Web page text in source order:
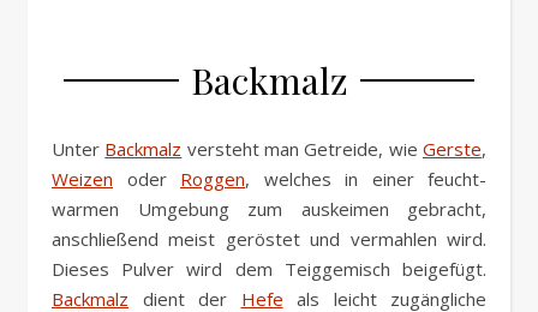
Backmalz
Unter Backmalz versteht man Getreide, wieGerste,
Weizen oder Roggen, welches in einer feucht-
warmen Umgebung zum auskeimen gebracht,
anschließend meist geröstet und vermahlen wird.
Dieses Pulver wird dem Teiggemisch beigefügt.
Backmalz dient der Hefe als leicht zugängliche